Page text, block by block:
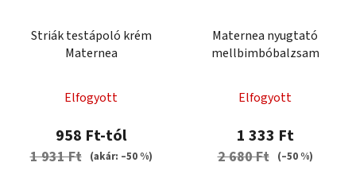
Striák testápoló krém
Maternea
Elfogyott
958 Ft-tól
1 931 Ft (akár: –50 %)
Maternea nyugtató
mellbimbóbalzsam
Elfogyott
1 333 Ft
2 680 Ft (–50 %)